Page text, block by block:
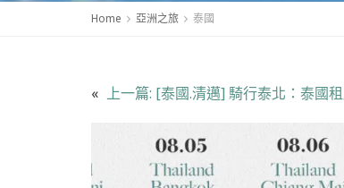
Home 亞洲之旅 泰國
« 上一篇: [泰國.清邁] 騎行泰北：泰國